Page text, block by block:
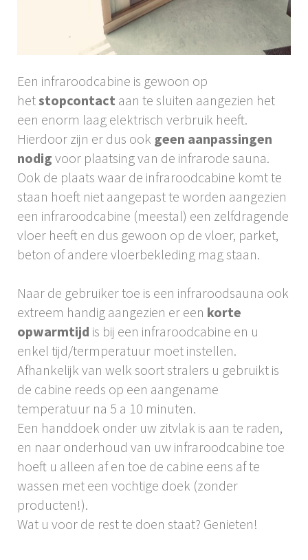
Een infraroodcabine is gewoon op
hetstopcontact aan te sluiten aangezien het
een enorm laag elektrisch verbruik heeft.
Hierdoor zijn er dus ook geen aanpassingen
nodig voor plaatsing van de infrarode sauna.
Ook de plaats waar de infraroodcabine komt te
staan hoeft niet aangepast te worden aangezien
een infraroodcabine (meestal) een zelfdragende
vloer heeft en dus gewoon op de vloer, parket,
beton of andere vloerbekleding mag staan.
Naar de gebruiker toe is een infraroodsauna ook
extreem handig aangezien er een korte
opwarmtijd is bij een infraroodcabine en u
enkel tijd/termperatuur moet instellen.
Afhankelijk van welk soort stralers u gebruikt is
de cabine reeds op een aangename
temperatuur na 5 a 10 minuten.
Een handdoek onder uw zitvlak is aan te raden,
en naar onderhoud van uw infraroodcabine toe
hoeft u alleen af en toe de cabine eens af te
wassen met een vochtige doek (zonder
producten!).
Wat u voor de rest te doen staat? Genieten!